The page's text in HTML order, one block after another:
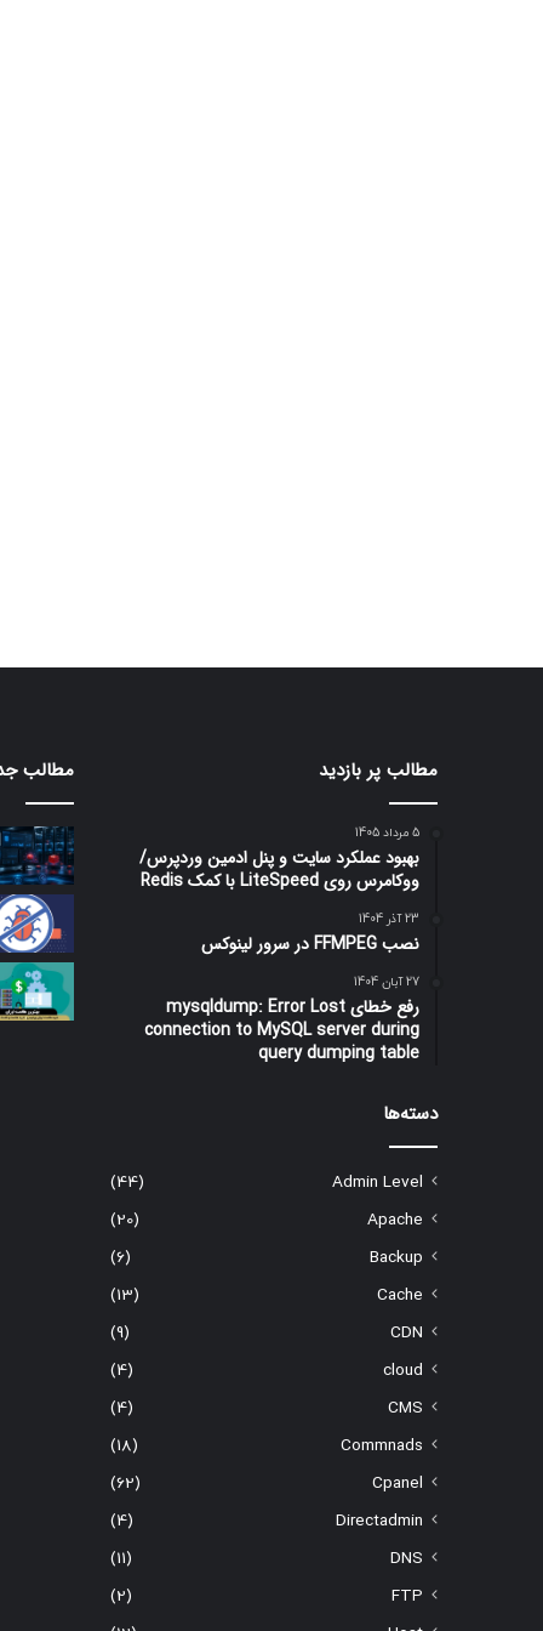
مطالب پر بازدید
5 مرداد 1405
بهبود عملکرد سایت و پنل ادمین وردپرس/
ووکامرس روی LiteSpeed با کمک Redis
23 آذر 1404
نصب FFMPEG در سرور لینوکس
27 آبان 1404
رفع خطای mysqldump: Error Lost
connection to MySQL server during
query dumping table
دسته‌ها
Admin Level
(44)
Apache
(20)
Backup
(6)
Cache
(13)
CDN
(9)
cloud
(4)
CMS
(4)
Commnads
(18)
Cpanel
(62)
Directadmin
(4)
DNS
(11)
FTP
(2)
مطالب